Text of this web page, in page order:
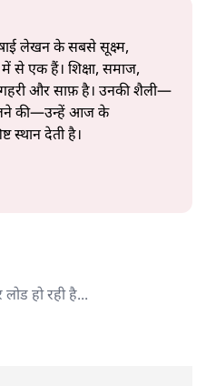
गहरी और साफ़ है। उनकी शैली—
की—उन्हें आज के